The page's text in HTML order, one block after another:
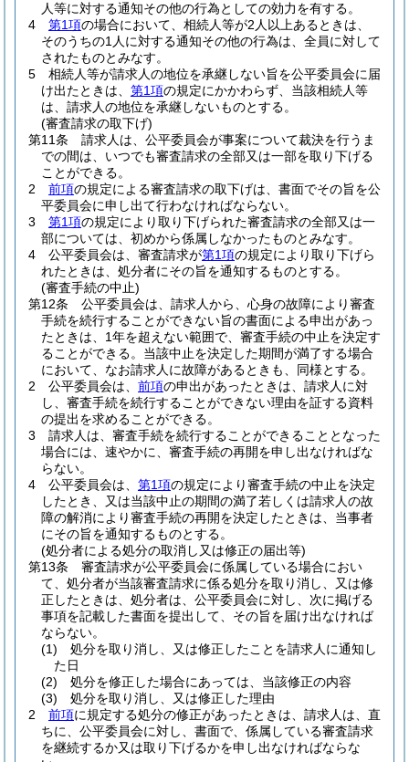
人等に対する通知その他の行為としての効力を有する。
4
第1項の場合において、相続人等が2人以上あるときは、
そのうちの1人に対する通知その他の行為は、全員に対して
されたものとみなす。
5
相続人等が請求人の地位を承継しない旨を公平委員会に届
け出たときは、 第1項の規定にかかわらず、当該相続人等
は、請求人の地位を承継しないものとする。
(審査請求の取下げ)
第11条
請求人は、公平委員会が事案について裁決を行うま
での間は、いつでも審査請求の全部又は一部を取り下げる
ことができる。
2
前項の規定による審査請求の取下げは、書面でその旨を公
平委員会に申し出て行わなければならない。
3
第1項の規定により取り下げられた審査請求の全部又は一
部については、初めから係属しなかったものとみなす。
4
公平委員会は、審査請求が第1項の規定により取り下げら
れたときは、処分者にその旨を通知するものとする。
(審査手続の中止)
第12条
公平委員会は、請求人から、心身の故障により審査
手続を続行することができない旨の書面による申出があっ
たときは、1年を超えない範囲で、審査手続の中止を決定す
ることができる。 当該中止を決定した期間が満了する場合
において、なお請求人に故障があるときも、同様とする。
2
公平委員会は、 前項の申出があったときは、請求人に対
し、審査手続を続行することができない理由を証する資料
の提出を求めることができる。
3
請求人は、審査手続を続行することができることとなった
場合には、速やかに、審査手続の再開を申し出なければな
らない。
4
公平委員会は、 第1項の規定により審査手続の中止を決定
したとき、又は当該中止の期間の満了若しくは請求人の故
障の解消により審査手続の再開を決定したときは、当事者
にその旨を通知するものとする。
(処分者による処分の取消し又は修正の届出等)
第13条
審査請求が公平委員会に係属している場合におい
て、処分者が当該審査請求に係る処分を取り消し、又は修
正したときは、処分者は、公平委員会に対し、次に掲げる
事項を記載した書面を提出して、その旨を届け出なければ
ならない。
(1)
処分を取り消し、又は修正したことを請求人に通知し
た日
(2)
処分を修正した場合にあっては、当該修正の内容
(3)
処分を取り消し、又は修正した理由
2
前項に規定する処分の修正があったときは、請求人は、直
ちに、公平委員会に対し、書面で、係属している審査請求
を継続するか又は取り下げるかを申し出なければならな